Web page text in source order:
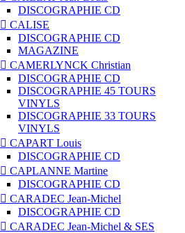
DISCOGRAPHIE CD
 CALISE
DISCOGRAPHIE CD
MAGAZINE
 CAMERLYNCK Christian
DISCOGRAPHIE CD
DISCOGRAPHIE 45 TOURS
VINYLS
DISCOGRAPHIE 33 TOURS
VINYLS
 CAPART Louis
DISCOGRAPHIE CD
 CAPLANNE Martine
DISCOGRAPHIE CD
 CARADEC Jean-Michel
DISCOGRAPHIE CD
 CARADEC Jean-Michel & SES